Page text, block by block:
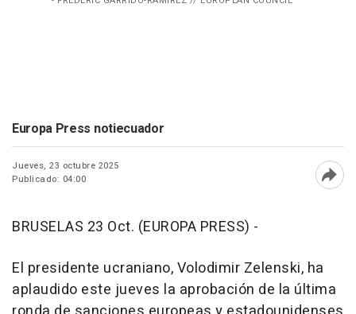
Europa Press notiecuador
Jueves, 23 octubre 2025
Publicado: 04:00
BRUSELAS 23 Oct. (EUROPA PRESS) -
El presidente ucraniano, Volodimir Zelenski, ha
aplaudido este jueves la aprobación de la última